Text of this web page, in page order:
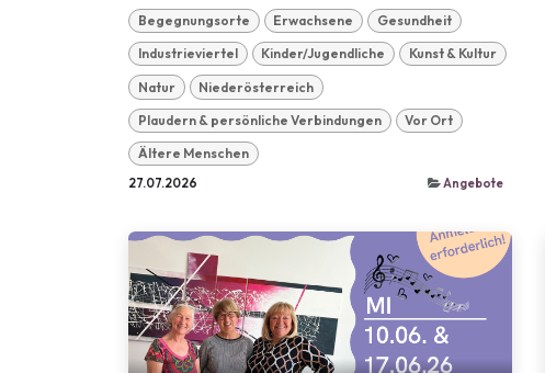
Begegnungsorte Erwachsene Gesundheit
Industrieviertel Kinder/Jugendliche Kunst & Kultur
Natur Niederösterreich
Plaudern & persönliche Verbindungen Vor Ort
Ältere Menschen
27.07.2026 Angebote